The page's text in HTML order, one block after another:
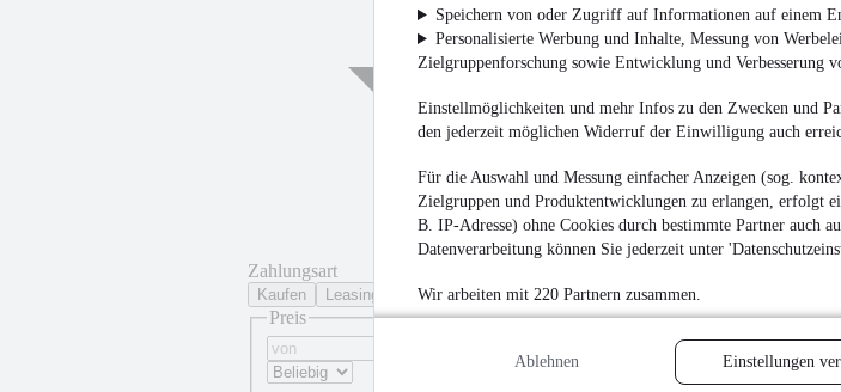
Speichern von oder Zugriff auf Informationen auf einem
Personalisierte Werbung und Inhalte, Messung von
Zielgruppenforschung sowie Entwicklung und Verbesserung
Einstellmöglichkeiten und mehr Infos zu den Zwecken und
den jederzeit möglichen Widerruf der Einwilligung auch
Für die Auswahl und Messung einfacher Anzeigen (sog.
Zielgruppen und Produktentwicklungen zu erlangen, erfolgt
B. IP-Adresse) ohne Cookies durch bestimmte Partner auch
Datenverarbeitung können Sie jederzeit unter
Wir arbeiten mit 220 Partnern zusammen.
Ablehnen Einstellungen
Zahlungsart
Kaufen Leasing
Preis
¹ MwSt. ausweisbar